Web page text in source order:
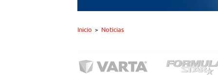
Inicio > Noticias